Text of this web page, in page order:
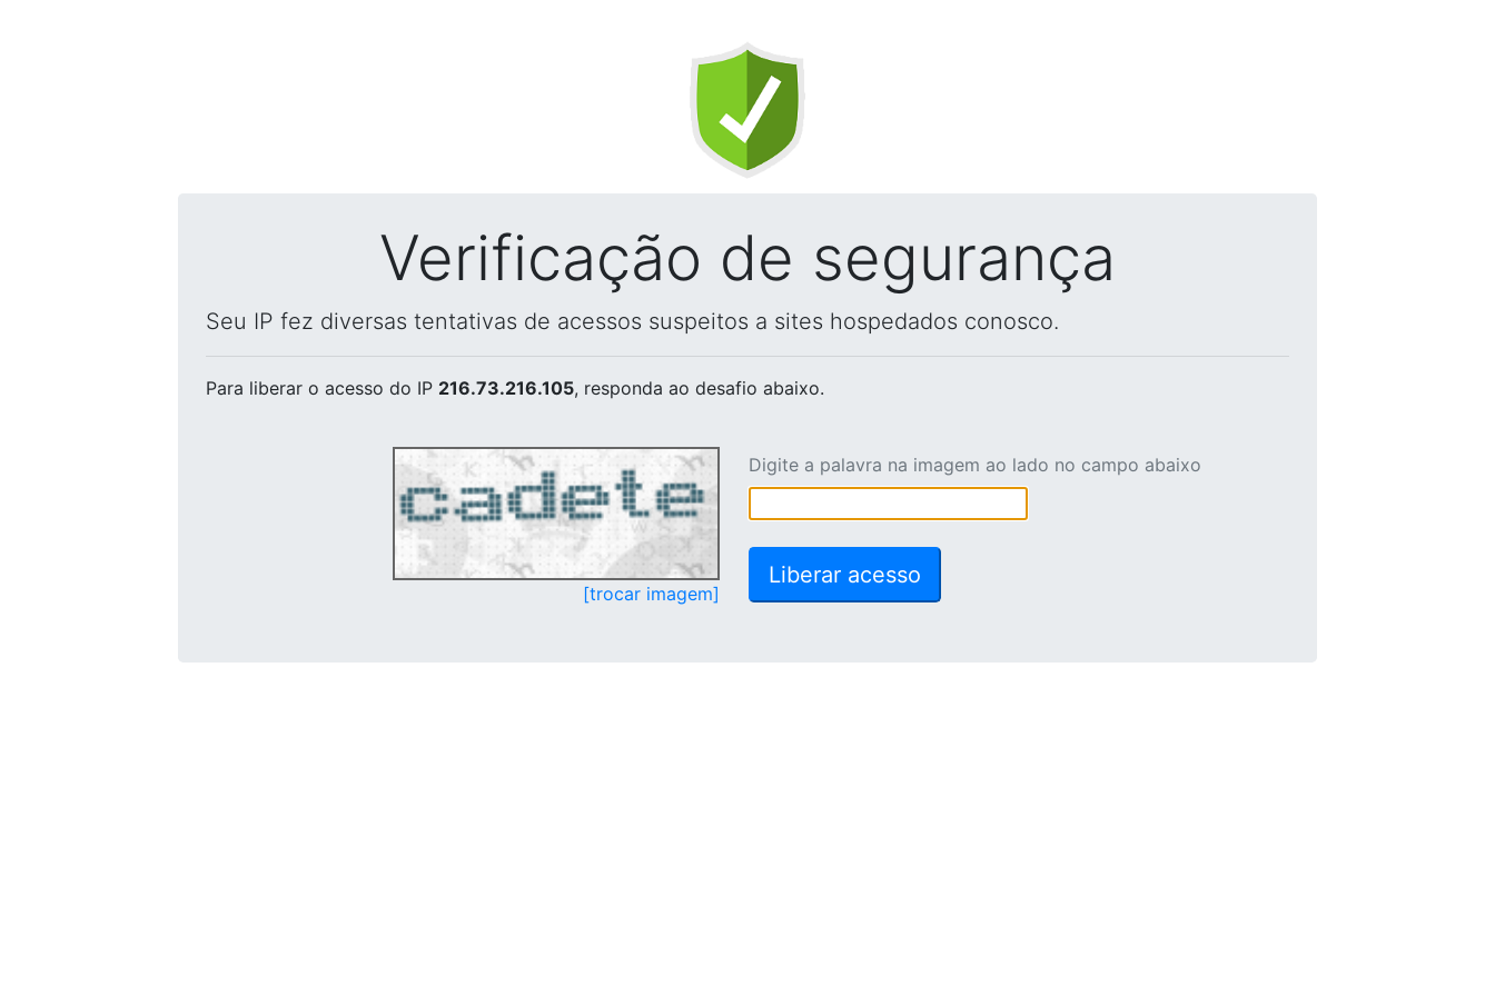
Verificação de segurança
Seu IP fez diversas tentativas de acessos suspeitos a sites hospedados conosco.
Para liberar o acesso do IP 216.73.216.105, responda ao desafio abaixo.
[trocar imagem]
Digite a palavra na imagem ao lado no campo abaixo